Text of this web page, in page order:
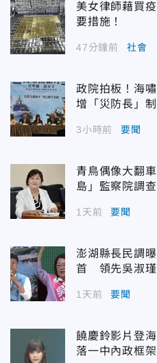
美女律師藉買
要措施！
47分鐘前 社會
政院拍板！海
增「災防長」
3小時前 要聞
青鳥偶像大翻
島」監察院調
1天前 要聞
澎湖縣長民調
首 領先吳淑瑾
1天前 要聞
饒慶鈴影片登
落一中內政框架